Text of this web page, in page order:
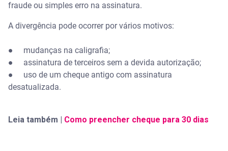
fraude ou simples erro na assinatura.
A divergência pode ocorrer por vários motivos:
● mudanças na caligrafia;
● assinatura de terceiros sem a devida autorização;
● uso de um cheque antigo com assinatura
desatualizada.
Leia também | Como preencher cheque para 30 dias